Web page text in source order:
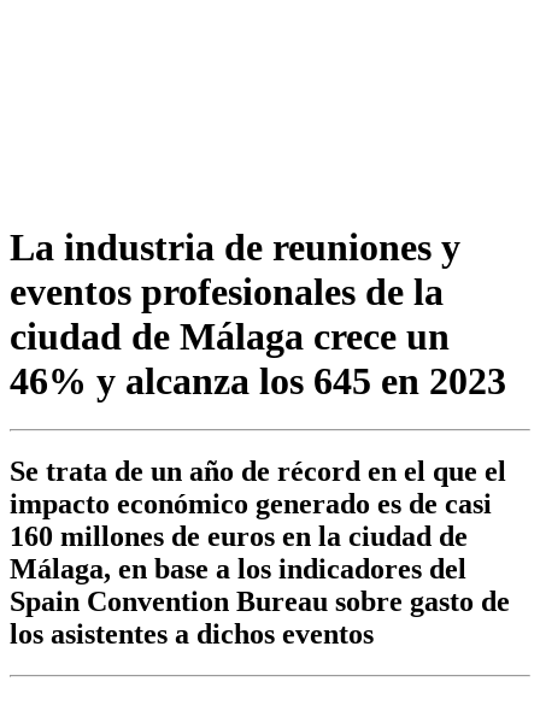
La industria de reuniones y
eventos profesionales de la
ciudad de Málaga crece un
46% y alcanza los 645 en 2023
Se trata de un año de récord en el que el
impacto económico generado es de casi
160 millones de euros en la ciudad de
Málaga, en base a los indicadores del
Spain Convention Bureau sobre gasto de
los asistentes a dichos eventos